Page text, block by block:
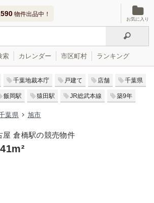
物件出品中！
お気に入り
索 カレンダー 市区町村 ランキング
千葉地裁本庁 戸建て 店舗 千葉県
飯岡駅 猿田駅 JR総武本線 築9年
葉県 旭市
屋 倉橋駅の競売物件